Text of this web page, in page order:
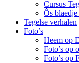
Cursus
Ôs
Tegelse verhalen
Foto’s
Heem op
Foto’s op
Foto’s op